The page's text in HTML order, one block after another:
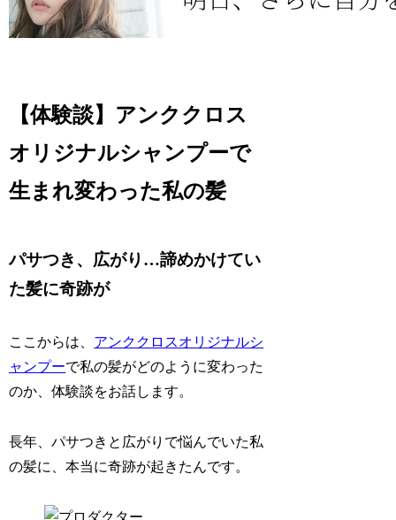
【体験談】アンククロス
オリジナルシャンプーで
生まれ変わった私の髪
パサつき、広がり…諦めかけてい
た髪に奇跡が
ここからは、 アンククロスオリジナルシ
ャンプーで私の髪がどのように変わった
のか、体験談をお話します。
長年、パサつきと広がりで悩んでいた私
の髪に、本当に奇跡が起きたんです。